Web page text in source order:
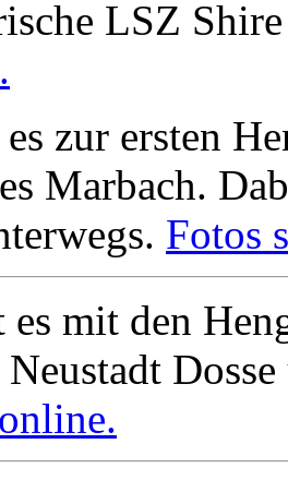
LSZ
zur ersten
Marbach.
Fotos
es mit den